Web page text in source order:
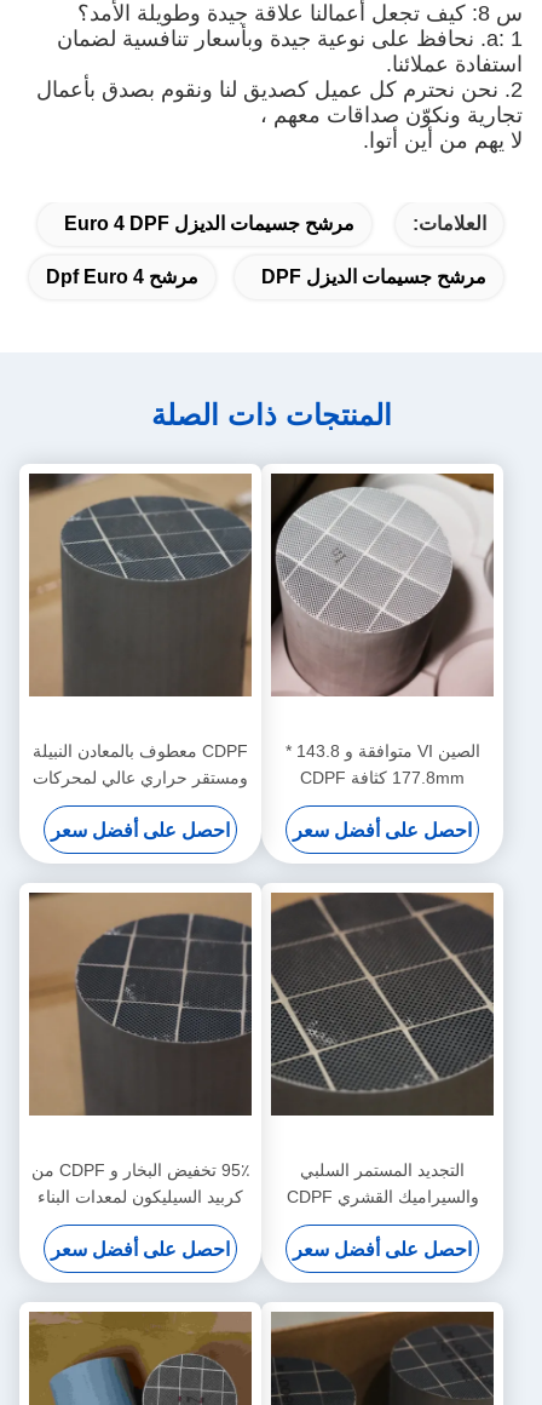
س 8: كيف تجعل أعمالنا علاقة جيدة وطويلة الأمد؟
a: 1. نحافظ على نوعية جيدة وبأسعار تنافسية لضمان
استفادة عملائنا.
2. نحن نحترم كل عميل كصديق لنا ونقوم بصدق بأعمال
تجارية ونكوّن صداقات معهم ،
لا يهم من أين أتوا.
العلامات: مرشح جسيمات الديزل Euro 4 DPF
مرشح جسيمات الديزل DPF مرشح Dpf Euro 4
المنتجات ذات الصلة
الصين VI متوافقة و 143.8 *
177.8mm كثافة CDPF
للشاحنات التجارية الخفيفة
احصل على أفضل سعر
CDPF معطوف بالمعادن النبيلة
ومستقر حراري عالي لمحركات
الديزل البحرية
احصل على أفضل سعر
التجديد المستمر السلبي
والسيراميك القشري CDPF
300cpsi لمكافحة الدخان الأسود
احصل على أفضل سعر
95٪ تخفيض البخار و CDPF من
كربيد السيليكون لمعدات البناء
غير الطرقية
احصل على أفضل سعر